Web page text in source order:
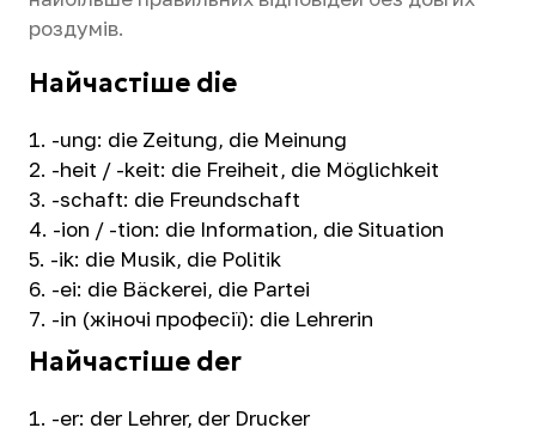
роздумів.
Найчастіше die
-ung: die Zeitung, die Meinung
-heit / -keit: die Freiheit, die Möglichkeit
-schaft: die Freundschaft
-ion / -tion: die Information, die Situation
-ik: die Musik, die Politik
-ei: die Bäckerei, die Partei
-in (жіночі професії): die Lehrerin
Найчастіше der
-er: der Lehrer, der Drucker